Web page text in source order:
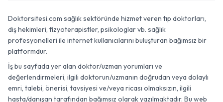
Doktorsitesi.com sağlık sektöründe hizmet veren tıp doktorları,
diş hekimleri, fizyoterapistler, psikologlar vb. sağlık
profesyonelleri ile internet kullanıcılarını buluşturan bağımsız bir
platformdur.
İş bu sayfada yer alan doktor/uzman yorumları ve
değerlendirmeleri, ilgili doktorun/uzmanın doğrudan veya dolaylı
emri, talebi, önerisi, tavsiyesi ve/veya ricası olmaksızın, ilgili
hasta/danışan tarafından bağımsız olarak yazılmaktadır. Bu web